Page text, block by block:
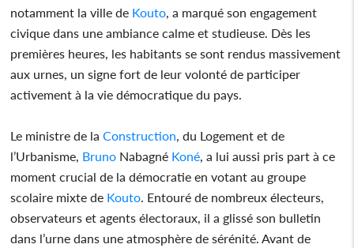
notamment la ville de Kouto , a marqué son engagement
civique dans une ambiance calme et studieuse. Dès les
premières heures, les habitants se sont rendus massivement
aux urnes, un signe fort de leur volonté de participer
activement à la vie démocratique du pays.
Le ministre de laConstruction , du Logement et de
l’Urbanisme, Bruno Nabagné Koné , a lui aussi pris part à ce
moment crucial de la démocratie en votant au groupe
scolaire mixte de Kouto . Entouré de nombreux électeurs,
observateurs et agents électoraux, il a glissé son bulletin
dans l’urne dans une atmosphère de sérénité. Avant de